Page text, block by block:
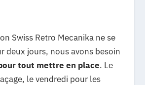
Swiss Retro Mecanika ne se
deux jours, nous avons besoin
tout mettre en place. Le
le vendredi pour les